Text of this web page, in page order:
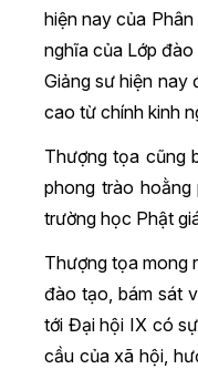
hiện nay của
nghĩa của Lớp
Giảng sư hiện nay
cao từ chính kinh
Thượng tọa cũng
phong trào
trường học Phật
Thượng tọa mong
đào tạo, bám sát
tới Đại hội IX có
cầu của xã hội,